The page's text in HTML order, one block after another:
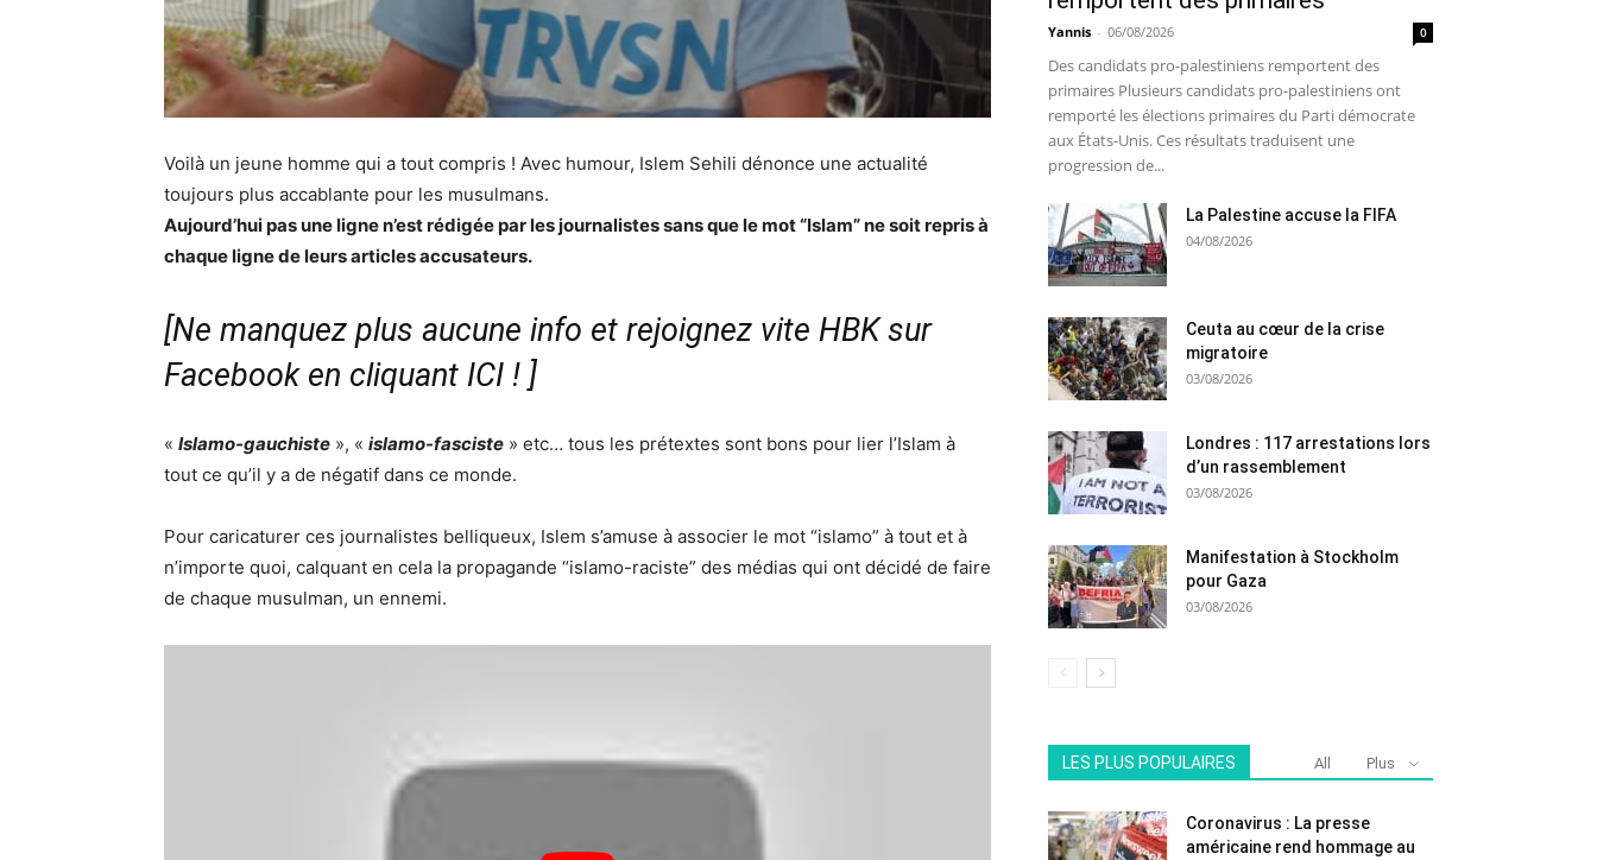
Voilà un jeune homme qui a tout compris ! Avec humour, Islem Sehili dénonce une actualité
toujours plus accablante pour les musulmans.
Aujourd’hui pas une ligne n’est rédigée par les journalistes sans que le mot “Islam” ne soit repris à
chaque ligne de leurs articles accusateurs.
[Ne manquez plus aucune info et rejoignez vite HBK sur
Facebook en cliquant ICI ! ]
« Islamo-gauchiste », « islamo-fasciste » etc… tous les prétextes sont bons pour lier l’Islam à
tout ce qu’il y a de négatif dans ce monde.
Pour caricaturer ces journalistes belliqueux, Islem s’amuse à associer le mot “islamo” à tout et à
n’importe quoi, calquant en cela la propagande “islamo-raciste” des médias qui ont décidé de faire
de chaque musulman, un ennemi.
Yannis - 06/08/2026 0
Des candidats pro-palestiniens remportent des
primaires Plusieurs candidats pro-palestiniens ont
remporté les élections primaires du Parti démocrate
aux États-Unis. Ces résultats traduisent une
progression de...
La Palestine accuse la FIFA
04/08/2026
Ceuta au cœur de la crise
migratoire
03/08/2026
Londres : 117 arrestations lors
d’un rassemblement
03/08/2026
Manifestation à Stockholm
pour Gaza
03/08/2026
LES PLUS POPULAIRES All Plus
Coronavirus : La presse
américaine rend hommage au